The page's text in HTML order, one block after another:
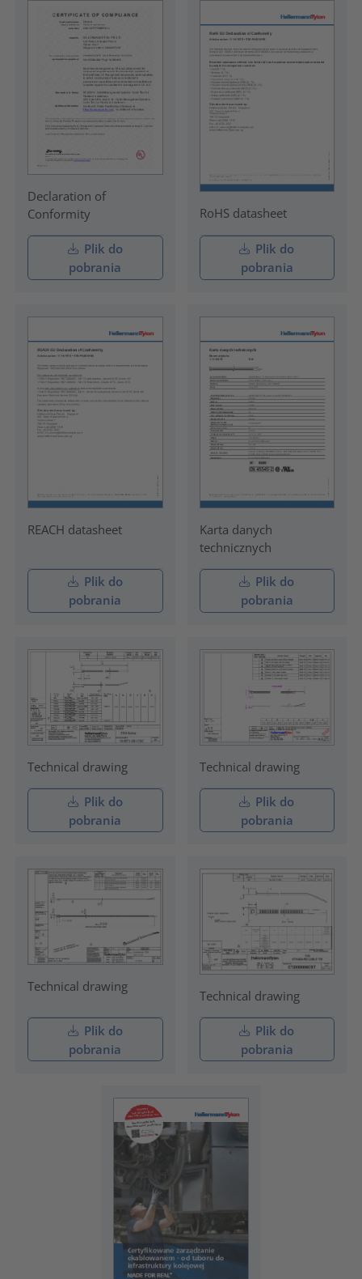
Declaration of
Conformity
Plik do
pobrania
RoHS datasheet
Plik do
pobrania
REACH datasheet
Plik do
pobrania
Karta danych
technicznych
Plik do
pobrania
Technical drawing
Plik do
pobrania
Technical drawing
Plik do
pobrania
Technical drawing
Plik do
pobrania
Technical drawing
Plik do
pobrania